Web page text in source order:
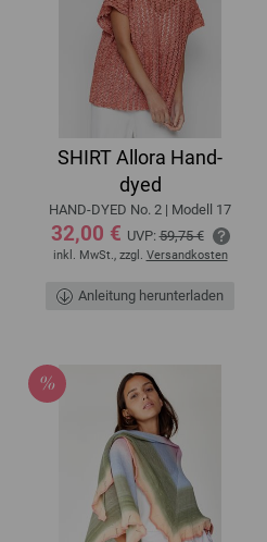
SHIRT Allora Hand-
dyed
HAND-DYED No. 2 | Modell 17
32,00 € UVP:59,75 €
inkl. MwSt., zzgl. Versandkosten
Anleitung herunterladen